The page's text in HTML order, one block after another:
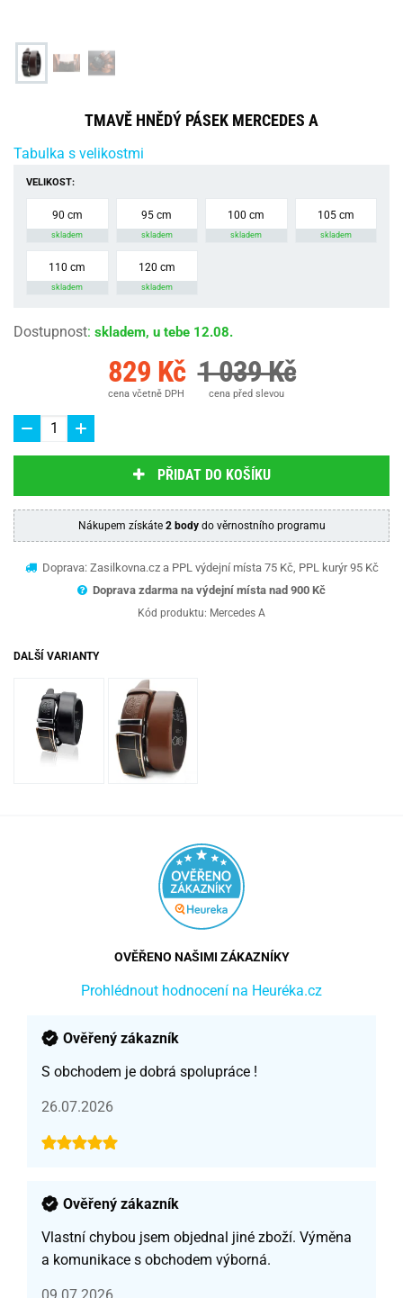
TMAVĚ HNĚDÝ PÁSEK MERCEDES A
Tabulka s velikostmi
VELIKOST:
90 cm
skladem
95 cm
skladem
100 cm
skladem
105 cm
skladem
110 cm
skladem
120 cm
skladem
Dostupnost: skladem, u tebe 12.08.
829 Kč
cena včetně DPH
1 039 Kč
cena před slevou
PŘIDAT DO KOŠÍKU
Nákupem získáte 2 bodydo věrnostního programu
Doprava: Zasilkovna.cz a PPL výdejní místa 75 Kč, PPL kurýr 95 Kč
Doprava zdarma na výdejní místa nad 900 Kč
Kód produktu: Mercedes A
DALŠÍ VARIANTY
OVĚŘENO NAŠIMI ZÁKAZNÍKY
Prohlédnout hodnocení na Heuréka.cz
Ověřený zákazník
S obchodem je dobrá spolupráce !
26.07.2026
Ověřený zákazník
Vlastní chybou jsem objednal jiné zboží. Výměna
a komunikace s obchodem výborná.
09.07.2026